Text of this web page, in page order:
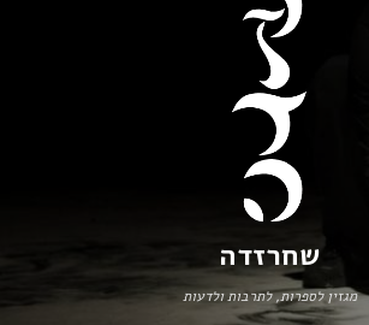
שחרזדה
מגזין לספרות, לתרבות ולדעות